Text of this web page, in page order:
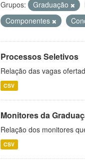
Grupos: Graduação
Componentes
Processos Seletivos
Relação das vagas
CSV
Monitores da
Relação dos monitores
CSV